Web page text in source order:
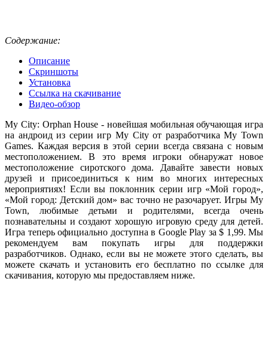
Содержание:
Описание
Скриншоты
Установка
Ссылка на скачивание
Видео-обзор
My City: Orphan House - новейшая мобильная обучающая игра
на андроид из серии игр My City от разработчика My Town
Games. Каждая версия в этой серии всегда связана с новым
местоположением. В это время игроки обнаружат новое
местоположение сиротского дома. Давайте завести новых
друзей и присоединиться к ним во многих интересных
мероприятиях! Если вы поклонник серии игр «Мой город»,
«Мой город: Детский дом» вас точно не разочарует. Игры My
Town, любимые детьми и родителями, всегда очень
познавательны и создают хорошую игровую среду для детей.
Игра теперь официально доступна в Google Play за $ 1,99. Мы
рекомендуем вам покупать игры для поддержки
разработчиков. Однако, если вы не можете этого сделать, вы
можете скачать и установить его бесплатно по ссылке для
скачивания, которую мы предоставляем ниже.